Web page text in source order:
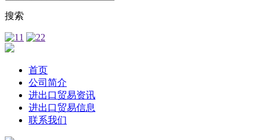
搜索
首页
公司简介
进出口贸易资讯
进出口贸易信息
联系我们